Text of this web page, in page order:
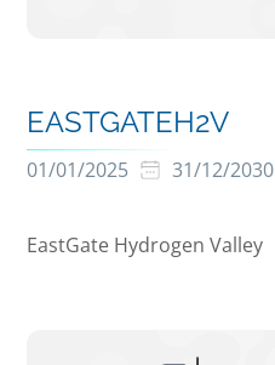
EASTGATEH2V
01/01/2025 31/12/2030
EastGate Hydrogen Valley